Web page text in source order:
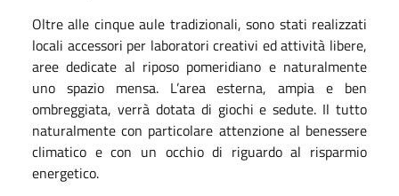
Oltre alle cinque aule tradizionali, sono stati realizzati
locali accessori per laboratori creativi ed attività libere,
aree dedicate al riposo pomeridiano e naturalmente
uno spazio mensa. L’area esterna, ampia e ben
ombreggiata, verrà dotata di giochi e sedute. Il tutto
naturalmente con particolare attenzione al benessere
climatico e con un occhio di riguardo al risparmio
energetico.